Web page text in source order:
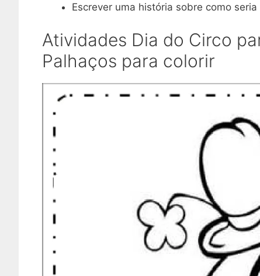
Escrever uma história sobre como
Atividades Dia do Circo
Palhaços para colorir